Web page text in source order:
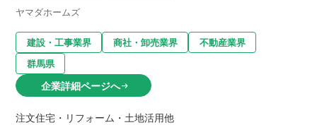
ヤマダホームズ
建設・工事業界 商社・卸売業界
不動産業界
群馬県
企業詳細ページへarrow_right_alt
注文住宅・リフォーム・土地活用他